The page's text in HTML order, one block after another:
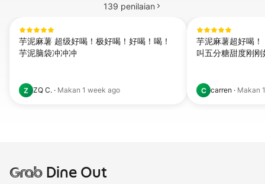
139 penilaian
芋泥麻薯 超级好喝！极好喝！好喝！喝！
芋泥脑袋冲冲冲
Z ZQ C. · Makan 1 week ago
芋泥麻薯超好喝！
叫五分糖甜度刚刚
C carren · Makan
GrabDine Out